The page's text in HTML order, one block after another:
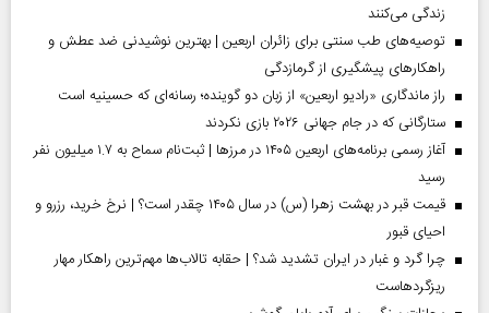
زندگی می‌کنند
توصیه‌های طب سنتی برای زائران اربعین | بهترین نوشیدنی ضد عطش و
راهکارهای پیشگیری از گرمازدگی
راز ماندگاری «رادیو اربعین» از زبان دو گوینده؛ رسانه‌ای که حسینیه است
ستارگانی که در جام جهانی ۲۰۲۶ بازی نکردند
آغاز رسمی برنامه‌های اربعین ۱۴۰۵ در مرز‌ها | ثبت‌نام سماح به ۱.۷ میلیون نفر
رسید
قیمت قبر در بهشت زهرا (س) در سال ۱۴۰۵ چقدر است؟ | نرخ خرید، رزرو و
احیای قبور
چرا گرد و غبار در ایران تشدید شد؟ | حقابه تالاب‌ها مهم‌ترین راهکار مهار
ریزگردهاست